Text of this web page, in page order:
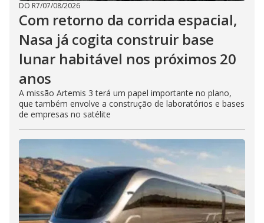
DO R7/07/08/2026
Com retorno da corrida espacial,
Nasa já cogita construir base
lunar habitável nos próximos 20
anos
A missão Artemis 3 terá um papel importante no plano,
que também envolve a construção de laboratórios e bases
de empresas no satélite